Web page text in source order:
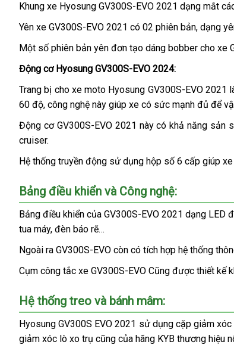
Khung xe Hyosung GV300S-EVO 2021 dạng mắt
Yên xe GV300S-EVO 2021 có 02 phiên bản, dạng
Một số phiên bản yên đơn tạo dáng bobber cho xe
Động cơ Hyosung GV300S-EVO 2024:
Trang bị cho xe moto Hyosung GV300S-EVO
60 độ, công nghệ này giúp xe có sức mạnh đủ để
Động cơ GV300S-EVO 2021 này có khả năng
cruiser.
Hệ thống truyền động sử dụng hộp số 6 cấp giúp
Bảng điều khiển và Công nghệ:
Bảng điều khiển của GV300S-EVO 2021 dạng
tua máy, đèn báo rẽ…
Ngoài ra GV300S-EVO còn có tích hợp hệ thống
Cụm công tắc xe GV300S-EVO Cũng được thiết kế
Hệ thống treo và bánh mâm:
Hyosung GV300S EVO 2021 sử dụng cặp giảm
giảm xóc lò xo trụ cũng của hãng KYB thương hiệu